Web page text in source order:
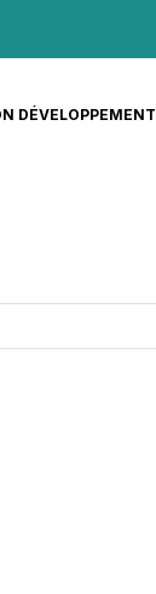
DÉVELOPPEMENT